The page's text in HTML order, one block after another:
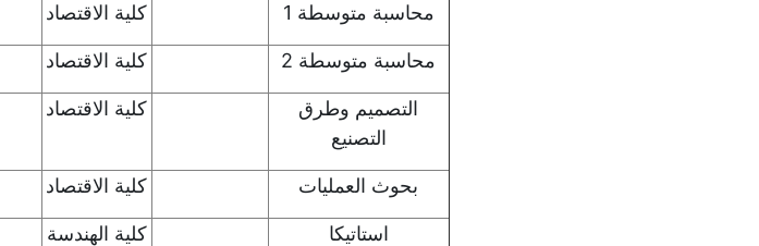
محاسبة متوسطة 1 كلية الاقتصاد
محاسبة متوسطة 2 كلية الاقتصاد
التصميم وطرق
التصنيع
كلية الاقتصاد
بحوث العمليات كلية الاقتصاد
استاتيكا كلية الهندسة